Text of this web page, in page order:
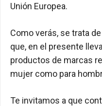
Unión Europea.
Como verás, se trata
que, en el presente
productos de marcas
mujer como para
Te invitamos a que